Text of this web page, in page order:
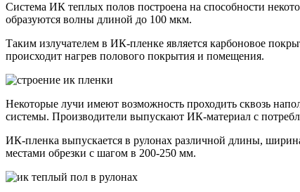
Система ИК теплых полов построена на способности
образуются волны длиной до 100 мкм.
Таким излучателем в ИК-пленке является карбоновое
происходит нагрев полового покрытия и помещения.
Некоторые лучи имеют возможность проходить сквозь
системы. Производители выпускают ИК-материал с
ИК-пленка выпускается в рулонах различной длины,
местами обрезки с шагом в 200-250 мм.